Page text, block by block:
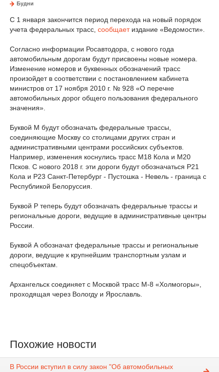
Будни
С 1 января закончится период перехода на новый порядок
учета федеральных трасс, сообщаетиздание «Ведомости».
Согласно информации Росавтодора, с нового года
автомобильным дорогам будут присвоены новые номера.
Изменение номеров и буквенных обозначений трасс
произойдет в соответствии с постановлением кабинета
министров от 17 ноября 2010 г. № 928 «О перечне
автомобильных дорог общего пользования федерального
значения».
Буквой М будут обозначать федеральные трассы,
соединяющие Москву со столицами других стран и
административными центрами российских субъектов.
Например, изменения коснулись трасс М18 Кола и М20
Псков. С нового 2018 г. эти дороги будут обозначаться Р21
Кола и Р23 Санкт-Петербург - Пустошка - Невель - граница с
Республикой Белоруссия.
Буквой Р теперь будут обозначать федеральные трассы и
региональные дороги, ведущие в административные центры
России.
Буквой А обозначат федеральные трассы и региональные
дороги, ведущие к крупнейшим транспортным узлам и
спецобъектам.
Архангельск соединяет с Москвой трасс М-8 «Холмогоры»,
проходящая через Вологду и Ярославль.
Похожие новости
В России вступил в силу закон "Об автомобильных